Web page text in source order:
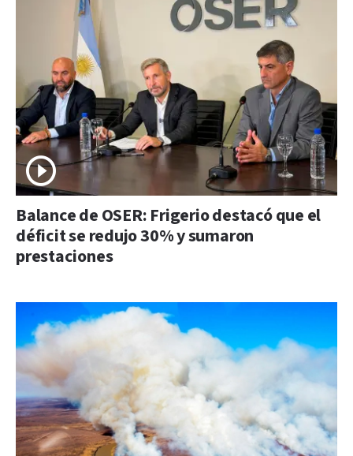
Balance de OSER: Frigerio destacó que el
déficit se redujo 30% y sumaron
prestaciones